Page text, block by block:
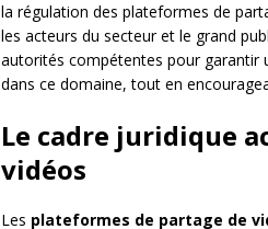
la régulation des plateformes de
les acteurs du secteur et le grand
autorités compétentes pour garantir
dans ce domaine, tout en
Le cadre juridique
vidéos
Les plateformes de partage de